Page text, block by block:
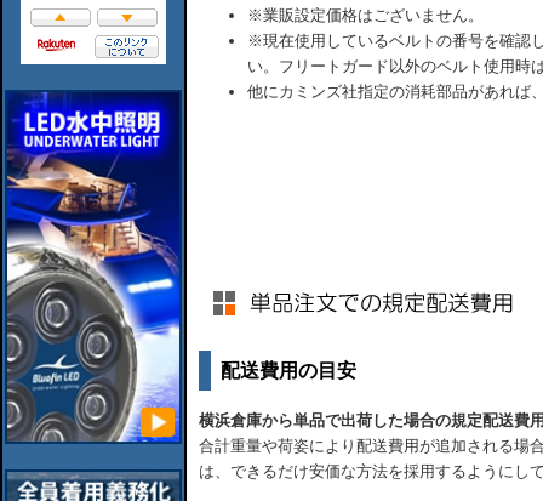
※業販設定価格はございません。
※現在使用しているベルトの番号を確認
い。フリートガード以外のベルト使用時
他にカミンズ社指定の消耗部品があれば
配送費用の目安
横浜倉庫から単品で出荷した場合の規定配送費
合計重量や荷姿により配送費用が追加される場
は、できるだけ安価な方法を採用するようにし